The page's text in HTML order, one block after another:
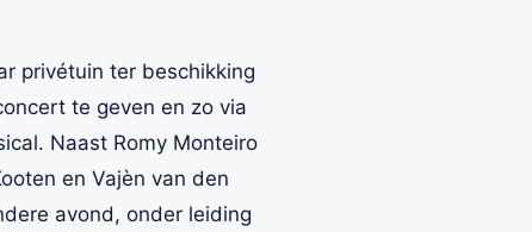
privétuin ter beschikking
te geven en zo via
Naast Romy Monteiro
en Vajèn van den
avond, onder leiding